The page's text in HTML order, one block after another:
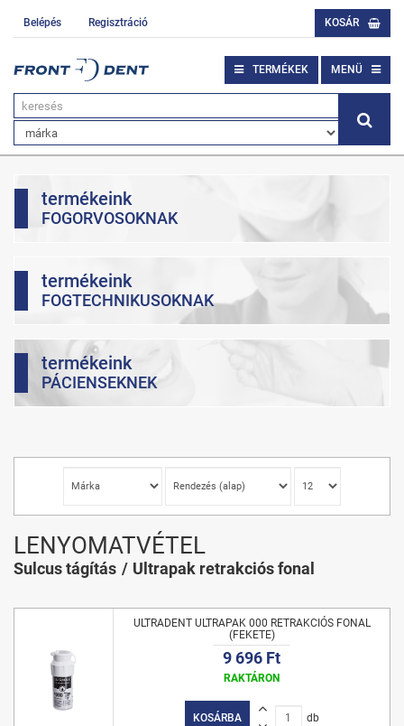
Belépés Regisztráció KOSÁR
TERMÉKEK MENÜ
termékeink
FOGORVOSOKNAK
termékeink
FOGTECHNIKUSOKNAK
termékeink
PÁCIENSEKNEK
LENYOMATVÉTEL
Sulcus tágítás Ultrapak retrakciós fonal
ULTRADENT ULTRAPAK 000 RETRAKCIÓS FONAL
(FEKETE)
9 696 Ft
RAKTÁRON
KOSÁRBA db